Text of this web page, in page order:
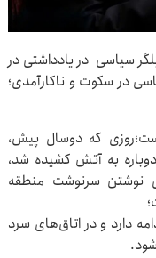
سیاسی در یادداشتی در
در سکوت و ناکارآمدی؛
که دوسال پیش،
به آتش کشیده شد،
نوشتن سرنوشت منطقه
دارد ‏و در اتاق‌های سرد